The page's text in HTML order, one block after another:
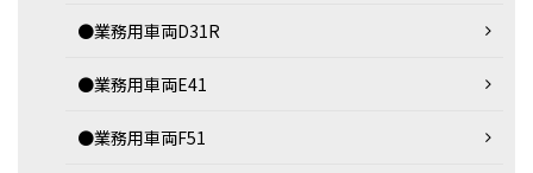
●業務用車両D31R
●業務用車両E41
●業務用車両F51